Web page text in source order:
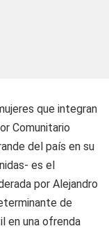
que integran
Comunitario
del país en su
es el
por Alejandro
de
en una ofrenda